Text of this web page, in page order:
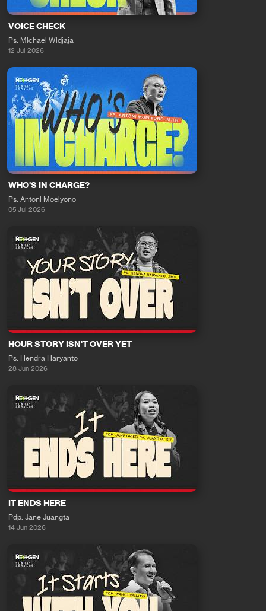
VOICE CHECK
Ps. Michael Widjaja
12 Jul 2026
WHO'S IN CHARGE?
Ps. Antoni Moelyono
05 Jul 2026
HOUR STORY ISN'T OVER YET
Ps. Hendra Haryanto
28 Jun 2026
IT ENDS HERE
Pdp. Jane Juangta
14 Jun 2026